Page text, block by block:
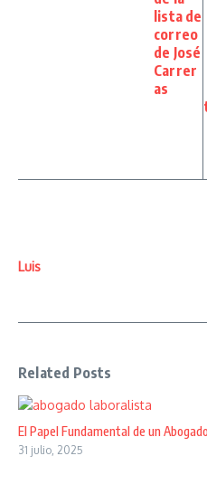
lista de
correo
de José
Carrer
as
Luis
Related Posts
El Papel Fundamental de un
31 julio, 2025